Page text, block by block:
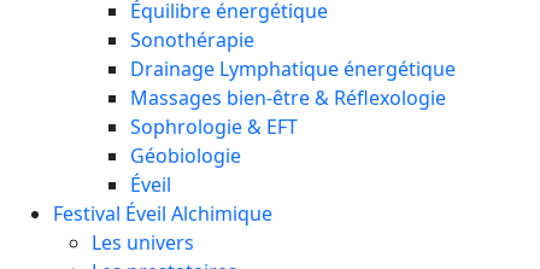
Équilibre énergétique
Sonothérapie
Drainage Lymphatique énergétique
Massages bien-être & Réflexologie
Sophrologie & EFT
Géobiologie
Éveil
Festival Éveil Alchimique
Les univers